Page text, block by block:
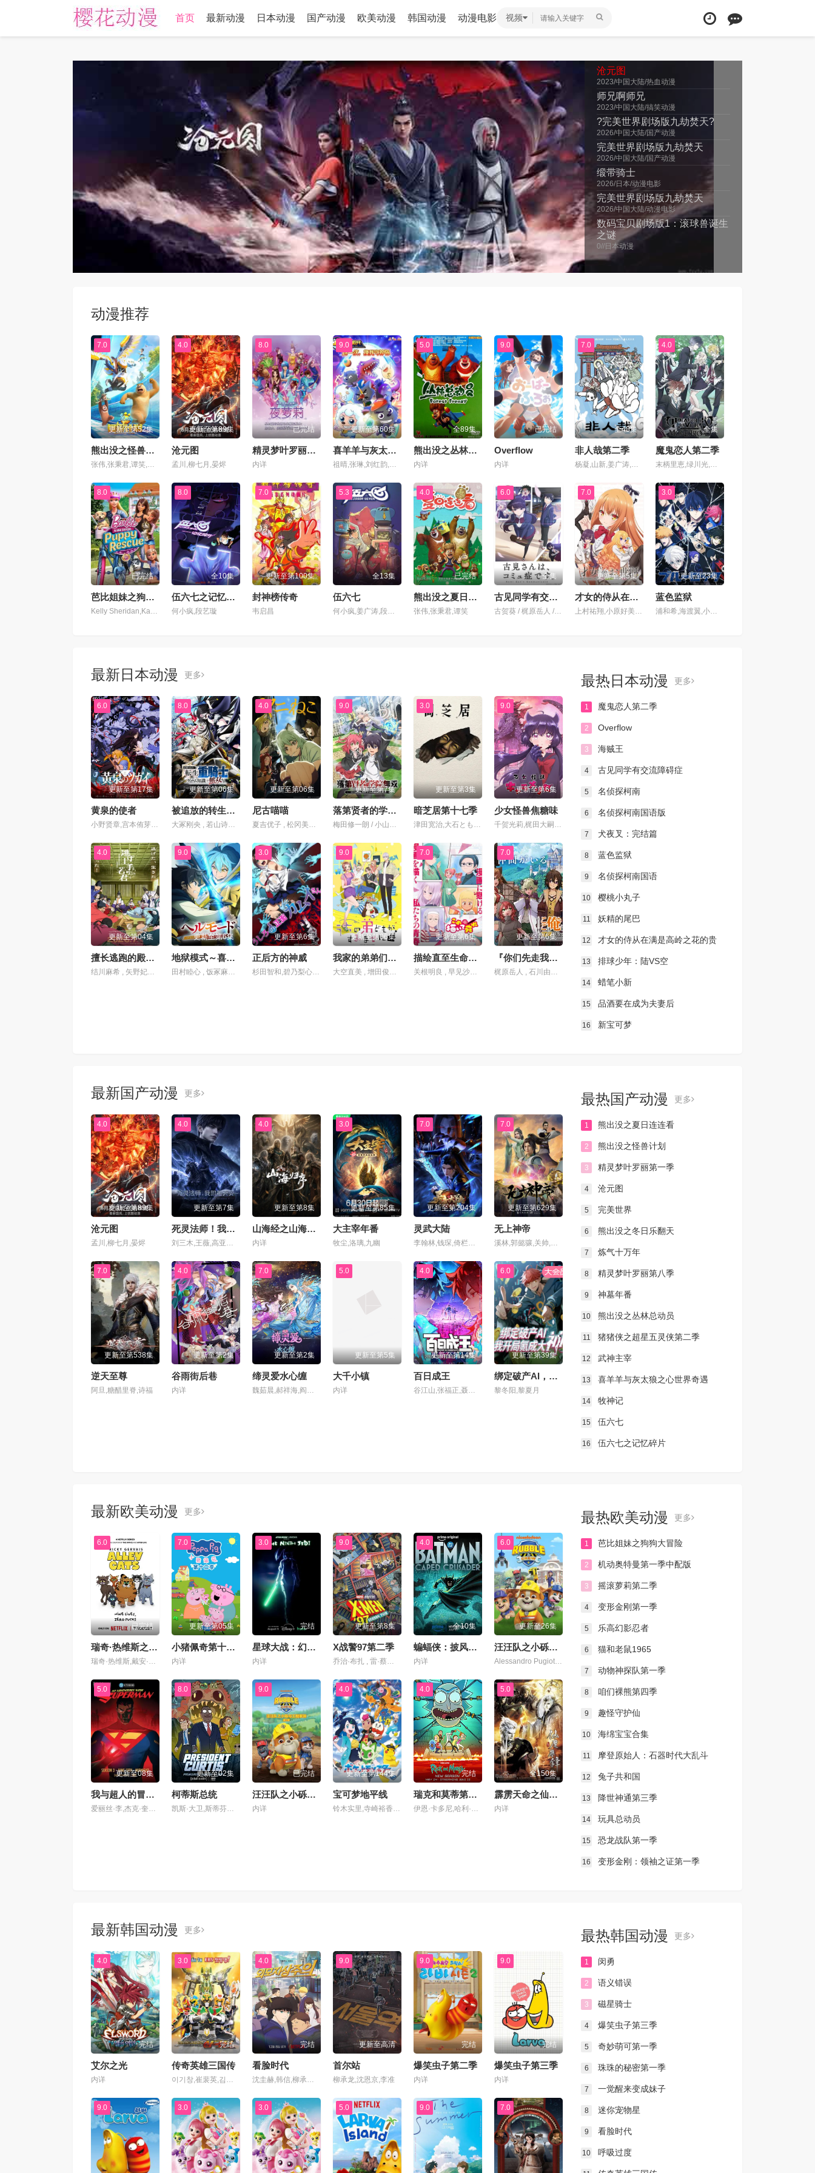
首页 最新动漫 日本动漫 国产动漫 欧美动漫 韩国动漫 动漫电影 视频
沧元图
2023/中国大陆/热血动漫
师兄啊师兄
2023/中国大陆/搞笑动漫
?完美世界剧场版九劫焚天?
2026/中国大陆/国产动漫
​完美世界剧场版九劫焚天​
2026/中国大陆/国产动漫
缎带骑士
2026/日本/动漫电影
完美世界剧场版九劫焚天
2026/中国大陆/动漫电影
数码宝贝剧场版1：滚球兽诞生
之谜
0//日本动漫
动漫推荐
7.0
更新至第52集
熊出没之怪兽计划
4.0
更新至第89集
沧元图
孟川,柳七月,晏烬
8.0
已完结
精灵梦叶罗丽第一季
内详
9.0
更新至第60集
喜羊羊与灰太狼之跨时空救兵
5.0
全89集
熊出没之丛林总动员
内详
9.0
已完结
Overflow
内详
7.0
全48集
非人哉第二季
4.0
全集
魔鬼恋人第二季
8.0
已完结
芭比姐妹之狗狗大冒险
Kelly Sheridan,Kazumi Evans
8.0
全10集
伍六七之记忆碎片
何小疯,段艺璇
7.0
更新至第100集
封神榜传奇
韦启昌
5.3
全13集
伍六七
何小疯,姜广涛,段艺璇,赵寒,侯俊杰,朱毛,刘小倩,陈世豪,赵成晨,江惠琴
4.0
已完结
熊出没之夏日连连看
张伟,张秉君,谭笑
6.0
全集
古见同学有交流障碍症
古贺葵 / 梶原岳人 / 村川梨衣 / 藤井雪代 / 日高里菜 / 大久保瑠美 / 前岛亚美 / 布里德卡特·塞拉·惠美 / 日高法子
7.0
更新至第5集
才女的侍从在满是高岭之花的贵族学校暗中照顾（毫无生活自理能力的）学院第一大小姐
上村祐翔,小原好美,大西沙织,土屋李央,小清水亚美
3.0
更新至23集
蓝色监狱
浦和希,海渡翼,小野友树,齐藤壮马,中泽匡智,松冈祯丞,千叶翔也,仲村宗悟,梶田大嗣,绵贯龙之介,市川苍,铃村健一,神谷浩史,幸村惠理,诹访部顺一,兴津和幸,岛崎信长,内田雄马,花江夏树,铃木崚汰,樱井孝宏
最新日本动漫 更多
6.0
更新至第17集
黄泉的使者
小野贤章,宫本侑芽,中村悠一,久野美咲,小山力也,本田贵子,岛袋美由利,诹访部顺一
8.0
更新至第06集
被追放的转生重骑士用游戏知识开无双
大冢刚央 , 若山诗音 , 阿部菜摘子
4.0
更新至第06集
尼古喵喵
夏吉优子 , 松冈美里 , 船户百合绘 , 清水彩香 , 井泽诗织 , 明智璃子 , 稻田彻
9.0
更新至第7集
落第贤者的学院无双第二回转生，S等级作弊魔术师冒险记
梅田修一朗 / 小山内怜央 / 白石晴香 / 加藤英美里 / 平川大辅 / 东地宏树 / 福原绫香
3.0
更新至第3集
暗芝居第十七季
津田宽治,大石ともこ,土屋咲登子,篠田谅,白川礼, 新纳敏正,三宅美羽,中村朱里,山根馅,五郎丸莉菜,花谷聪亮,拓也,翔司
9.0
更新至第6集
少女怪兽焦糖味
千贺光莉,梶田大嗣,关根明良,白石晴香,三石琴乃,小西克幸,松井惠理子
4.0
更新至第04集
擅长逃跑的殿下第二季
结川麻希 , 矢野妃菜喜 , 日野麻里 , 铃代纱弓 , 悠木碧 , 户谷菊之介 , 中村悠一 , 小西克幸
9.0
更新至第6集
地狱模式～喜欢速通游戏的玩家在废设定异世界无双～第二季
田村睦心 , 饭冢麻结 , 畠中祐 , 千本木彩花 , 石川英郎 , 大原沙耶香 , 小市真琴 , 杉田智和 , 千叶翔也 , 三宅麻理惠 , 大塚明夫 , 宫本崇弘 , 樱井孝宏
3.0
更新至第6集
正后方的神威
杉田智和,碧乃梨心,市道真央,相坂优歌,井泽诗织
9.0
更新至第06集
我家的弟弟们真是让您费心了
大空直美 , 增田俊树 , 八代拓 , 小野贤章 , 寺泽百花 , 小野大辅 , 远藤绫
7.0
更新至第6集
描绘直至生命尽头
关根明良 , 早见沙织 , 仁见纱绫 , 藤村花音 , 日高范子 , 种崎敦美 , 野上尤加奈 , 井上喜久子
7.0
更新至第6集
『你们先走我断后』，于是10年后我成为了传说
梶原岳人 , 石川由依 , 相良茉优 , 市道真央 , 小坂井祐莉绘 , 森川智之 , 小山刚志 , 丸冈和佳奈 , 照井悠希 , 宫咲明里 , 花井美春 , 木下铃奈
最热日本动漫 更多
1 魔鬼恋人第二季
2 Overflow
3 海贼王
4 古见同学有交流障碍症
5 名侦探柯南
6 名侦探柯南国语版
7 犬夜叉：完结篇
8 蓝色监狱
9 名侦探柯南国语
10 樱桃小丸子
11 妖精的尾巴
12 才女的侍从在满是高岭之花的贵
族学校暗中照顾（毫无生活自理能力
的）学院第一大小姐
13 排球少年：陆VS空
14 蜡笔小新
15 品酒要在成为夫妻后
16 新宝可梦
最新国产动漫 更多
4.0
更新至第89集
沧元图
孟川,柳七月,晏烬
4.0
更新至第7集
死灵法师！我即是天灾动漫版
刘三木,王薇,高亚亚,夜叉,北炎,张恩泽,林帽帽
4.0
更新至第8集
山海经之山海归序
内详
3.0
更新至第85集
大主宰年番
牧尘,洛璃,九幽
7.0
更新至第204集
灵武大陆
李翰林,钱琛,倚栏桡,张恩泽,赵熠彤,小浣,温溪,蔡娜,齐璇,李哎,麻雀,黄玮,阿福,杨昕燃
7.0
更新至第629集
无上神帝
溪林,郭懿骧,关帅,黄骥,季骜杰,钟巍,烈之流星,蘭雨馨,张妮,徐翔,Akira明,柳知萧
7.0
更新至第538集
逆天至尊
阿旦,糖醋里脊,诗福
4.0
更新至第2集
谷雨街后巷
内详
7.0
更新至第2集
缔灵爱水心缠
魏茹晨,郝祥海,阎么么,陈张太康,关云月,楚越,闫夜桥,刘知否,林柏青,陆庚宜,图特哈蒙,金琪
5.0
更新至第5集
大千小镇
内详
4.0
更新至第14集
百日成王
谷江山,张福正,聂曦映,李楠,姜贺,赵熠彤,若瑾
6.0
更新至第39集
绑定破产AI，我开局氪成大神动态漫
黎冬阳,黎夏月
最热国产动漫 更多
1 熊出没之夏日连连看
2 熊出没之怪兽计划
3 精灵梦叶罗丽第一季
4 沧元图
5 完美世界
6 熊出没之冬日乐翻天
7 炼气十万年
8 精灵梦叶罗丽第八季
9 神墓年番
10 熊出没之丛林总动员
11 猪猪侠之超星五灵侠第二季
12 武神主宰
13 喜羊羊与灰太狼之心世界奇遇
14 牧神记
15 伍六七
16 伍六七之记忆碎片
最新欧美动漫 更多
6.0
已完结
瑞奇·热维斯之街猫一族
瑞奇·热维斯,戴安·摩根,汤姆·巴斯登,大卫·厄尔,乔·哈特利,安德鲁·布鲁克,凯丽·戈德利曼,娜塔莉·卡西迪,托尼·威
7.0
更新至第05集
小猪佩奇第十二季国语
内详
3.0
完结
星球大战：幻境—第九个绝地武士
内详
9.0
更新至第8集
X战警97第二季
乔治·布扎 , 雷·蔡斯 , 霍莉·周 , 卡尔·J·杜德 , 詹妮弗·黑尔 , JP·卡利亚赫 , 罗斯·马昆德 , 艾莉森·西莉-史密斯 , 马修·沃特森 , 伦诺·赞恩 , 迈克尔·约翰斯顿
4.0
全10集
蝙蝠侠：披风战士第二季
内详
6.0
更新至26集
汪汪队之小砾与工程家族第三季
Alessandro Pugiotto,Leslie Adlam,拉克斯顿·汉斯贝克
5.0
更新至08集
我与超人的冒险第三季
爱丽丝·李,杰克·奎德,卢卡斯·格拉比,黛布拉·威尔逊,马克斯·迈特尔曼,凯萨琳·塔柏,克里斯·帕内尔,文森·童,珍妮·提拉多,伊斯梅尔·萨希德,小戴维·艾瑞歌,琪亚娜·玛黛拉
8.0
更新至02集
柯蒂斯总统
凯斯·大卫,斯蒂芬妮·比翠丝,吉姆·拉什,丹·巴克达尔,凯尔茜·斯科特
9.0
已完结
汪汪队之小砾与工程家族第三季国语
内详
4.0
更新至第144集
宝可梦地平线
铃木实里,寺崎裕香,青山吉能,八代拓,大谷育江,林原惠美,山下大辉,浪川大辅,本渡枫,喜多村英梨,佐仓绫音,三宅健太,真堂圭,塾一久,田边幸辅,志田有彩,堀江瞬,古川慎
4.0
完结
瑞克和莫蒂第九季
伊恩·卡多尼,哈利·贝尔登,萨拉·乔克,克里斯·帕内尔,斯宾瑟·格拉默
5.0
全150集
霹雳天命之仙魔鏖锋
内详
最热欧美动漫 更多
1 芭比姐妹之狗狗大冒险
2 机动奥特曼第一季中配版
3 摇滚萝莉第二季
4 变形金刚第一季
5 乐高幻影忍者
6 猫和老鼠1965
7 动物神探队第一季
8 咱们裸熊第四季
9 趣怪守护仙
10 海绵宝宝合集
11 摩登原始人：石器时代大乱斗
12 兔子共和国
13 降世神通第三季
14 玩具总动员
15 恐龙战队第一季
16 变形金刚：领袖之证第一季
最新韩国动漫 更多
4.0
完结
艾尔之光
内详
3.0
完结
传奇英雄三国传
이기창,崔裴英,김산,임승준,한가림,김선웅,成民秀
4.0
完结
看脸时代
沈圭赫,韩信,柳承坤,黄长荣,Jae-heon Jeong,Ryu Seung-gone,Shim Kyu-hyuk,Nam Doh-hyeong,Sa Moon-young
9.0
更新至高清
首尔站
柳承龙,沈恩京,李准
9.0
完结
爆笑虫子第二季
内详
9.0
完结
爆笑虫子第三季
内详
9.0 3.0 3.0 5.0 9.0 7.0
最热韩国动漫 更多
1 闵勇
2 语义错误
3 磁星骑士
4 爆笑虫子第三季
5 奇妙萌可第一季
6 珠珠的秘密第一季
7 一觉醒来变成妹子
8 迷你宠物星
9 看脸时代
10 呼吸过度